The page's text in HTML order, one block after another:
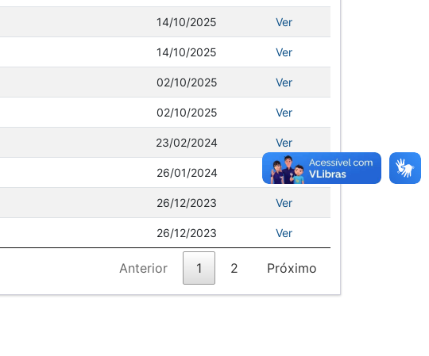
14/10/2025 Ver
14/10/2025 Ver
02/10/2025 Ver
02/10/2025 Ver
23/02/2024 Ver
26/01/2024 Ver
26/12/2023 Ver
26/12/2023 Ver
Anterior 1 2 Próximo